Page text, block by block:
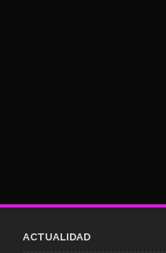
ACTUALIDAD